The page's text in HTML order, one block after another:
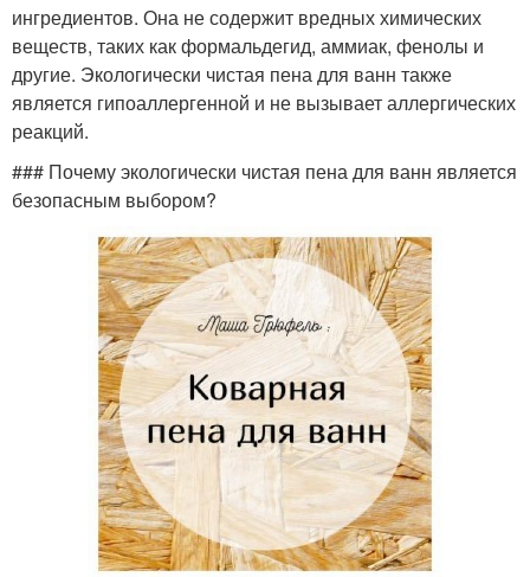
ингредиентов. Она не содержит вредных химических
веществ, таких как формальдегид, аммиак, фенолы и
другие. Экологически чистая пена для ванн также
является гипоаллергенной и не вызывает аллергических
реакций.
### Почему экологически чистая пена для ванн является
безопасным выбором?